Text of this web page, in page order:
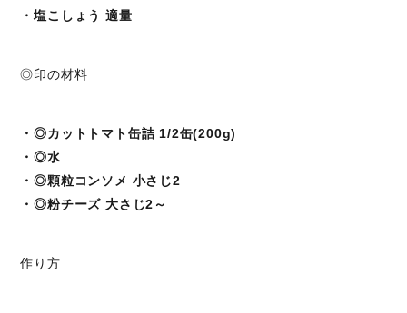
・塩こしょう 適量
◎印の材料
・◎カットトマト缶詰 1/2缶(200g)
・◎水
・◎顆粒コンソメ 小さじ2
・◎粉チーズ 大さじ2～
作り方